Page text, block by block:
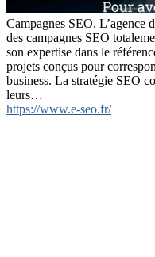
Campagnes SEO. L’agence
des campagnes SEO
son expertise dans le
projets conçus pour
business. La stratégie SEO
leurs…
https://www.e-seo.fr/